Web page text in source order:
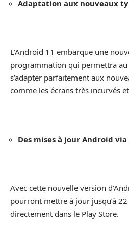
Adaptation aux nouveaux
L’Android 11 embarque une
programmation qui permettra
s’adapter parfaitement aux
comme les écrans très incurvés
Des mises à jour Android via
Avec cette nouvelle version
pourront mettre à jour jusqu’à
directement dans le Play Store.